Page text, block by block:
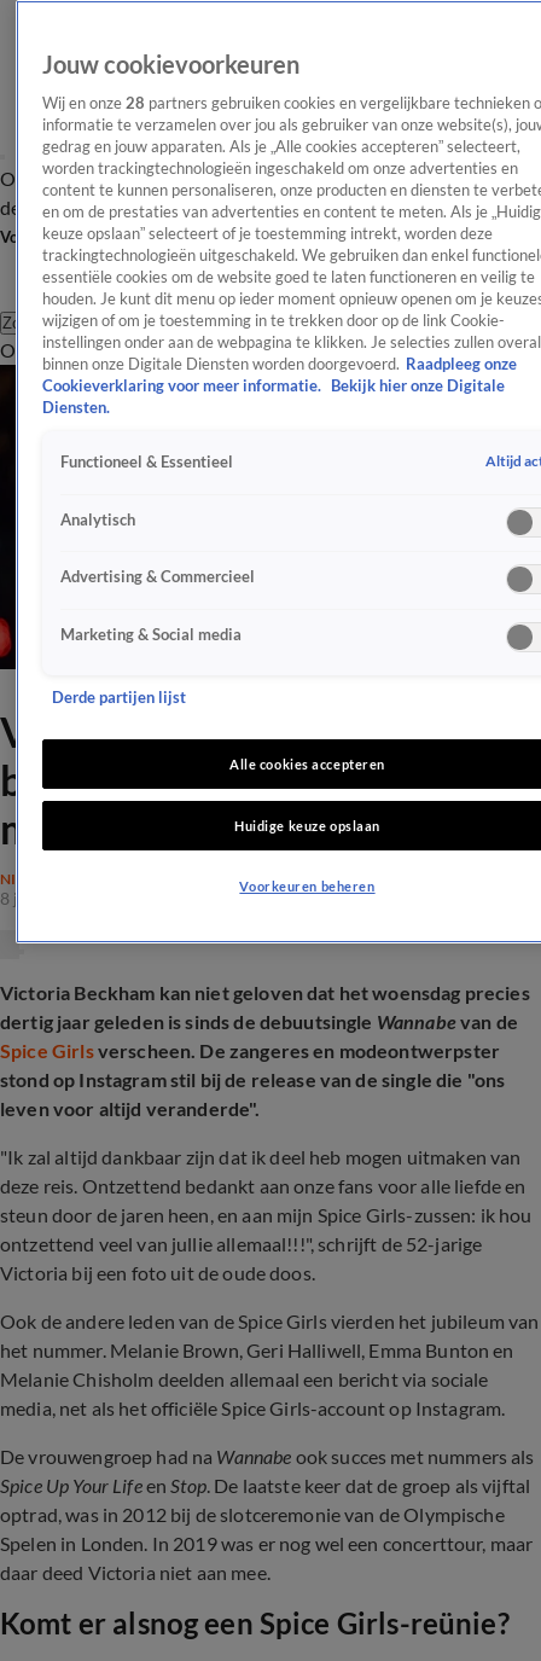
OverzichtAfleveringen Entertainment TV Algemeen
Tip
de redactieNieuwsbrief
Volg Shownieuws
Zoeken
OverzichtEntertainmentSpraakmakendRealityCrimeVideo's
Victoria Beckham staat stil
bij bijzonder Spice Girls-
mijlpaal: Wannabe 30 jaar
NIEUWS
8 juli 2026, 17:56
Victoria Beckham kan niet geloven dat het woensdag precies
dertig jaar geleden is sinds de debuutsingle Wannabe van de
Spice Girlsverscheen. De zangeres en modeontwerpster
stond op Instagram stil bij de release van de single die "ons
leven voor altijd veranderde".
"Ik zal altijd dankbaar zijn dat ik deel heb mogen uitmaken van
deze reis. Ontzettend bedankt aan onze fans voor alle liefde en
steun door de jaren heen, en aan mijn Spice Girls-zussen: ik hou
ontzettend veel van jullie allemaal!!!", schrijft de 52-jarige
Victoria bij een foto uit de oude doos.
Ook de andere leden van de Spice Girls vierden het jubileum van
het nummer. Melanie Brown, Geri Halliwell, Emma Bunton en
Melanie Chisholm deelden allemaal een bericht via sociale
media, net als het officiële Spice Girls-account op Instagram.
De vrouwengroep had na Wannabe ook succes met nummers als
Spice Up Your LifeenStop. De laatste keer dat de groep als vijftal
optrad, was in 2012 bij de slotceremonie van de Olympische
Spelen in Londen. In 2019 was er nog wel een concerttour, maar
daar deed Victoria niet aan mee.
Komt er alsnog een Spice Girls-reünie?
Jouw cookievoorkeuren
Wij en onze 28 partners gebruiken cookies en vergelijkbare technieken
informatie te verzamelen over jou als gebruiker van onze website(s),
gedrag en jouw apparaten. Als je „Alle cookies accepteren” selecteert,
worden trackingtechnologieën ingeschakeld om onze advertenties en
content te kunnen personaliseren, onze producten en diensten te
en om de prestaties van advertenties en content te meten. Als je
keuze opslaan” selecteert of je toestemming intrekt, worden deze
trackingtechnologieën uitgeschakeld. We gebruiken dan enkel
essentiële cookies om de website goed te laten functioneren en veilig te
houden. Je kunt dit menu op ieder moment opnieuw openen om je
wijzigen of om je toestemming in te trekken door op de link Cookie-
instellingen onder aan de webpagina te klikken. Je selecties zullen overal
binnen onze Digitale Diensten worden doorgevoerd. Raadpleeg onze
Cookieverklaring voor meer informatie.
Bekijk hier onze Digitale
Diensten.
Functioneel & Essentieel Altijd
Analytisch
Advertising & Commercieel
Marketing & Social media
Derde partijen lijst
Alle cookies accepteren
Huidige keuze opslaan
Voorkeuren beheren